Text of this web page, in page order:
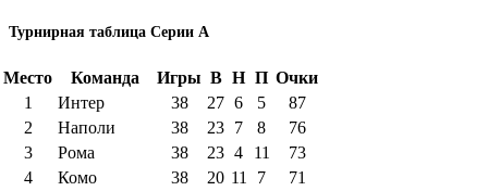
Турнирная таблица Серии А
Место Команда Игры В Н П Очки
1
Интер 38 27 6 5
87
2
Наполи 38 23 7 8
76
3
Рома 38 23 4 11
73
4
Комо 38 20 11 7
71